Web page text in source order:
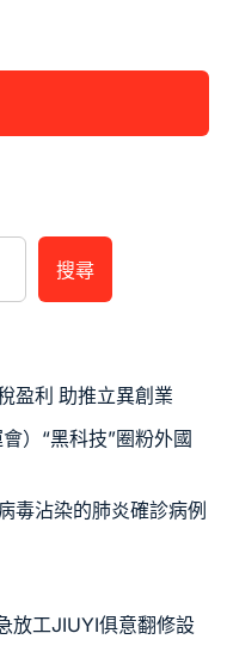
搜尋
盈利 助推立異創業
）“黑科技”圈粉外國
毒沾染的肺炎確診病例
放工JIUYI俱意翻修設